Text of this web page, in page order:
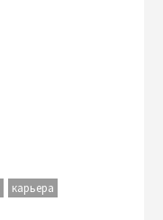
карьера